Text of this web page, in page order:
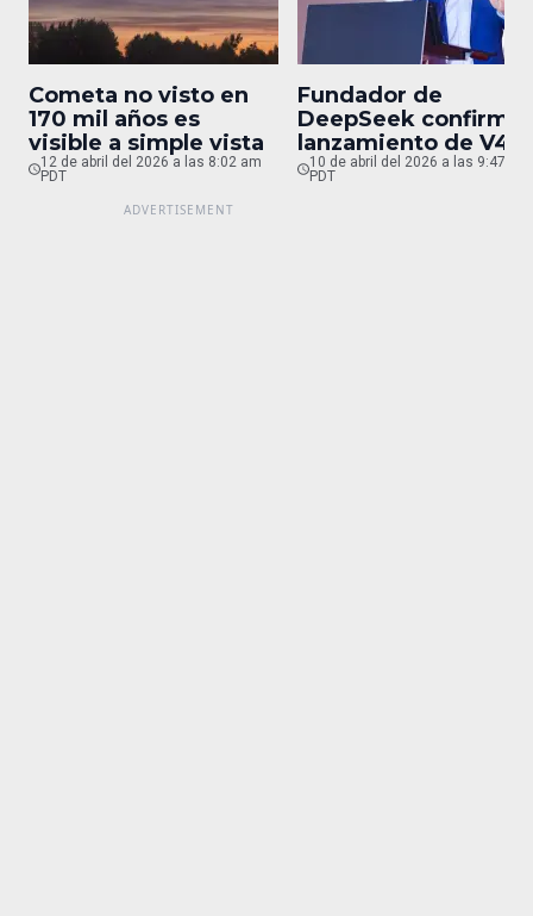
Cometa no visto en
170 mil años es
visible a simple vista
12 de abril del 2026 a las 8:02 am
PDT
Fundador de
DeepSeek confirma
lanzamiento de V4
para finales de abril
10 de abril del 2026 a las 9:47 pm
PDT